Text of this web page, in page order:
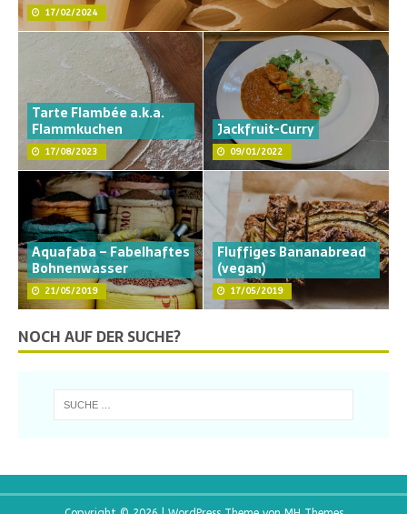
17/02/2024
Tarte Flambée a.k.a.
Flammkuchen
17/08/2023
Jackfruit-Curry
09/01/2022
Aquafaba – Fabelhaftes
Bohnenwasser
21/05/2019
Fluffiges Bananabread
(vegan)
17/05/2019
NOCH AUF DER SUCHE?